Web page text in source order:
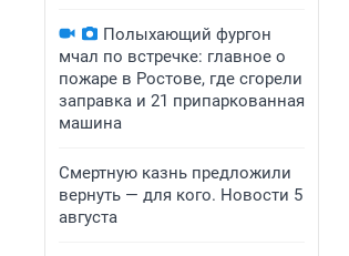
Полыхающий фургон
мчал по встречке: главное о
пожаре в Ростове, где сгорели
заправка и 21 припаркованная
машина
Смертную казнь предложили
вернуть — для кого. Новости 5
августа